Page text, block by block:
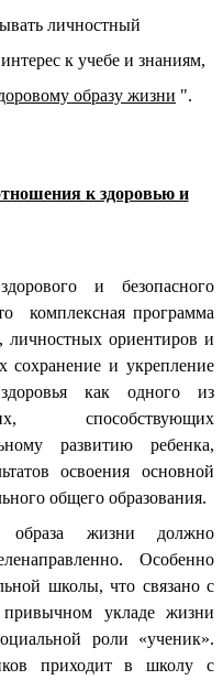
личностный
к учебе и знаниям,
образу жизни ".
к здоровью и
и безопасного
комплексная программа
личностных ориентиров и
сохранение и укрепление
как одного из
способствующих
развитию ребенка,
освоения основной
общего образования.
образа жизни должно
Особенно
школы, что связано с
укладе жизни
роли «ученик».
приходит в школу с